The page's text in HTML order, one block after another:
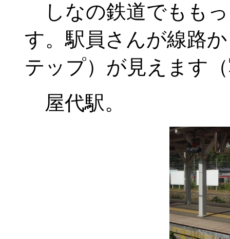
しなの鉄道でもも
す。駅員さんが線路
テップ）が見えます
屋代駅。